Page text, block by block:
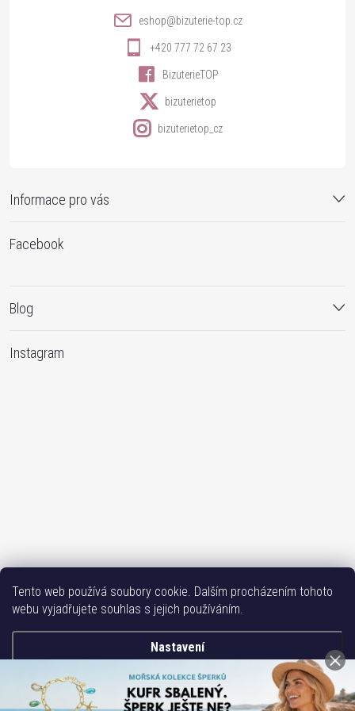
Tento web používá soubory cookie. Dalším procházením tohoto
webu vyjadřujete souhlas s jejich používáním.
Nastavení
Souhlasím
Informace pro vás
eshop@bizuterie-top.cz
+420 777 72 67 23
BizuterieTOP
bizuterietop
bizuterietop_cz
Facebook
Blog
Instagram
Copyright 2017-2026 Bižuterie TOP CZ. Všechna práva vyhrazena.